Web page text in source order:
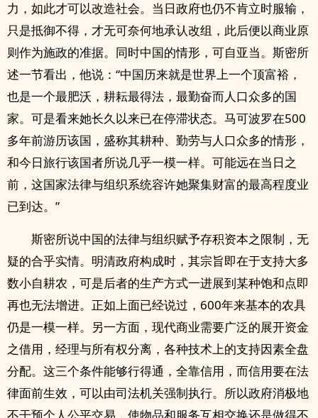
力，如此才可以改造社会。当日政府也仍不肯立时服输，
只是抵御不得，才无可奈何地承认改组，此后便以商业原
则作为施政的准据。同时中国的情形，可自亚当。斯密所
述一节看出，他说：“中国历来就是世界上一个顶富裕，
也是一个最肥沃，耕耘最得法，最勤奋而人口众多的国
家。可是看来她长久以来已在停滞状态。马可波罗在500
多年前游历该国，盛称其耕种、勤劳与人口众多的情形，
和今日旅行该国者所说几乎一模一样。可能远在当日之
前，这国家法律与组织系统容许她聚集财富的最高程度业
已到达。”
斯密所说中国的法律与组织赋予存积资本之限制，无
疑的合乎实情。明清政府构成时，其宗旨即在于支持大多
数小自耕农，可是后者的生产方式一进展到某种饱和点即
再也无法增进。正如上面已经说过，600年来基本的农具
仍是一模一样。另一方面，现代商业需要广泛的展开资金
之借用，经理与所有权分离，各种技术上的支持因素全盘
分配。这三个条件能够行得通，全靠信用，而信用要在法
律面前生效，可以由司法机关强制执行。所以政府消极地